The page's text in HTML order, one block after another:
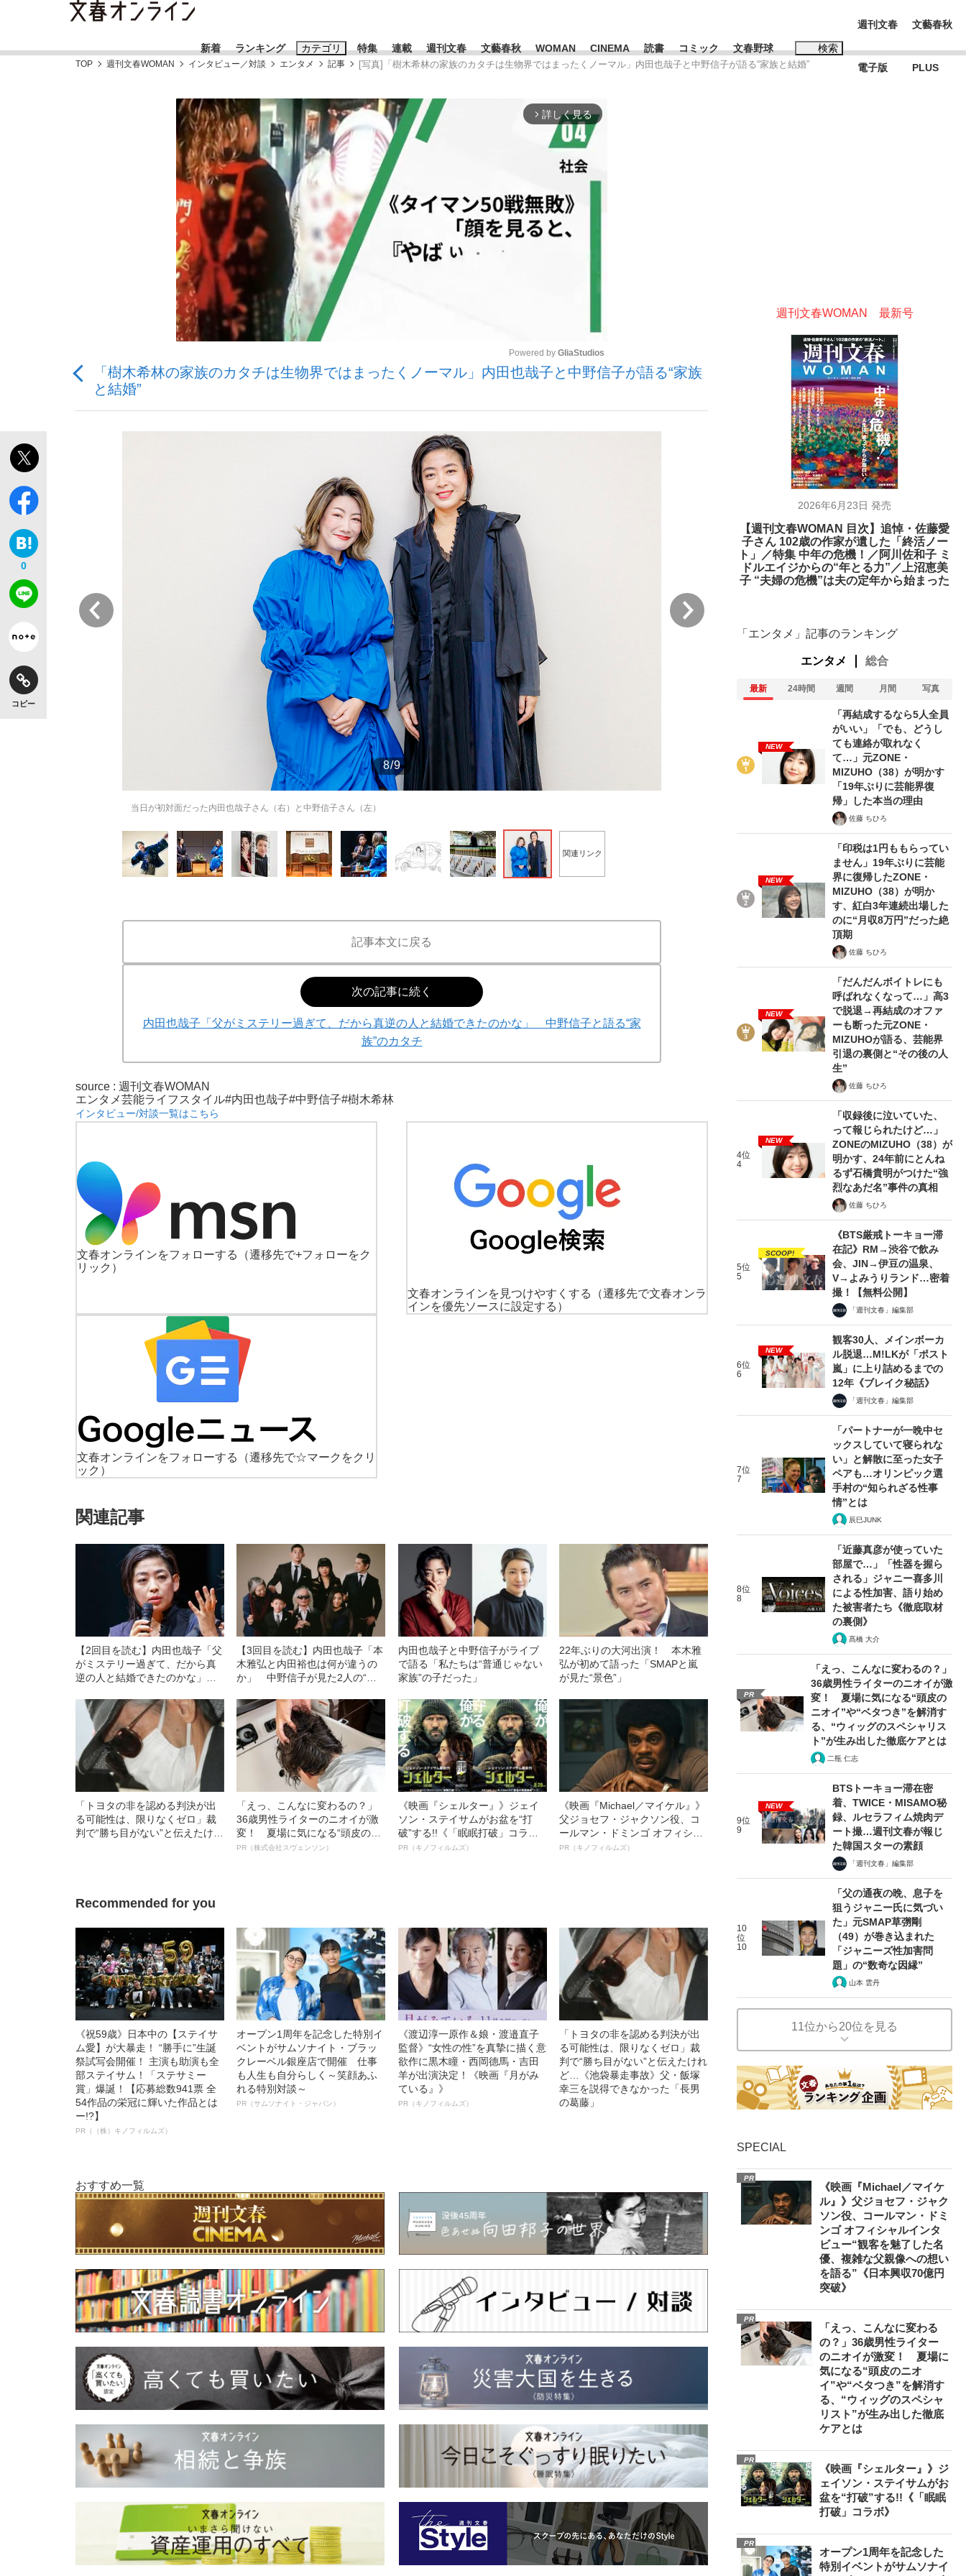
新着 ランキング カテゴリ
《BTS厳戒トーキョー滞在記》RM→渋谷で飲み会、JIN→伊豆の...
「最悪の空気のまま解散」WBC日本代表“敗戦”の真実 選手が明かす... 「敗因分析は一切聞かれなかった」侍ジャパン選手が証言した“NPB聞...
「クマが悪者扱いされているのが悲しい」『北の国から』倉本聰氏（91...
もっと見る
特集
終戦から81年
観る将棋、読む将棋
もっと見る
連載 週刊文春 文藝春秋 WOMAN CINEMA 読書 コミック 文春野球 検索
おすすめのキーワードタグ一覧
#藤田晋 #三山凌輝 #高市早苗 #城彰二
#玉木雄一郎
#亀和田武
週刊文春
電子版
文藝春秋
PLUS
TOP 週刊文春WOMAN インタビュー／対談 エンタメ 記事 [写真]「樹木希林の家族のカタチは生物界ではまったくノーマル」内田也哉子と中野信子が語る“家族と結婚”
arrow_forward_ios 詳しく見る
Powered by GliaStudios
「樹木希林の家族のカタチは生物界ではまったくノーマル」内田也哉子と中野信子が語る“家族
と結婚”
0
コピー
8/9
当日が初対面だった内田也哉子さん（右）と中野信子さん（左）
「樹木希林の家族のカタチは生物界ではまったくノーマ
2021/03/25
【2回目を読む】内田也哉子「父がミステリー過ぎて
野信子と語る“家族”のカタチ
【3回目を読む】内田也哉
中野信子が見た2人の“不倫遺伝子” 内田也哉子と中野
関連リンク
記事本文に戻る
次の記事に続く
内田也哉子「父がミステリー過ぎて、だから真逆の人と結婚できたのかな」 中野信子と語る“家
族”のカタチ
source : 週刊文春WOMAN
エンタメ芸能ライフスタイル#内田也哉子#中野信子#樹木希林
インタビュー/対談一覧はこちら
文春オンラインをフォローする
（遷移先で+フォローをク
リック）
文春オンラインを見つけやすくする
（遷移先で文春オンラ
インを優先ソースに設定する）
文春オンラインをフォローする
（遷移先で☆マークをクリ
ック）
関連記事
【2回目を読む】内田也哉子「父
がミステリー過ぎて、だから真
逆の人と結婚できたのかな」
【3回目を読む】内田也哉子「本
木雅弘と内田裕也は何が違うの
か」 中野信子が見た2人の“不
内田也哉子と中野信子がライブ
で語る「私たちは“普通じゃない
家族”の子だった」
22年ぶりの大河出演！ 本木雅
弘が初めて語った「SMAPと嵐
が見た“景色”」
「トヨタの非を認める判決が出
る可能性は、限りなくゼロ」裁
判で“勝ち目がない”と伝えたけれ
「えっ、こんなに変わるの？」
36歳男性ライターのニオイが激
変！ 夏場に気になる“頭皮のニ
オイ”や“ベタつき”を解消す
PR（株式会社スヴェンソン）
《映画『シェルター』》ジェイ
ソン・ステイサムがお盆を“打
破”する!!《「眠眠打破」コラ
ボ》
PR（キノフィルムズ）
《映画『Michael／マイケル』》
父ジョセフ・ジャクソン役、コ
ールマン・ドミンゴ オフィシャ
ルインタビュー“観客を魅了した
PR（キノフィルムズ）
Recommended for you
《祝59歳》日本中の【ステイサ
ム愛】が大暴走！ “勝手に”生誕
祭試写会開催！ 主演も助演も全
部ステイサム！「ステサミー
賞」爆誕！【応募総数941票 全
54作品の栄冠に輝いた作品とは
ー!?】
PR（（株）キノフィルムズ）
オープン1周年を記念した特別イ
ベントがサムソナイト・ブラッ
クレーベル銀座店で開催 仕事
も人生も自分らしく～笑顔あふ
れる特別対談～
PR（サムソナイト・ジャパン）
《渡辺淳一原作＆娘・渡邉直子
監督》“女性の性”を真摯に描く意
欲作に黒木瞳・西岡德馬・吉田
羊が出演決定！《映画『月がみ
ている』》
PR（キノフィルムズ）
「トヨタの非を認める判決が出
る可能性は、限りなくゼロ」裁
判で“勝ち目がない”と伝えたけれ
ど…《池袋暴走事故》父・飯塚
幸三を説得できなかった「長男
の葛藤」
おすすめ一覧
週刊文春WOMAN 最新号
2026年6月23日 発売
【週刊文春WOMAN 目次】追悼・佐藤愛
子さん 102歳の作家が遺した「終活ノー
ト」／特集 中年の危機！／阿川佐和子 ミ
ドルエイジからの“年とる力”／上沼恵美
子 “夫婦の危機”は夫の定年から始まった
「エンタメ」記事のランキング
エンタメ 総合
最新 24時間 週間 月間 写真
NEW
「再結成するなら5人全員
がいい」「でも、どうし
ても連絡が取れなく
て…」元ZONE・
MIZUHO（38）が明かす
「19年ぶりに芸能界復
帰」した本当の理由
佐藤 ちひろ
NEW
「印税は1円ももらってい
ません」19年ぶりに芸能
界に復帰したZONE・
MIZUHO（38）が明か
す、紅白3年連続出場した
のに“月収8万円”だった絶
頂期
佐藤 ちひろ
NEW
「だんだんボイトレにも
呼ばれなくなって…」高3
で脱退→再結成のオファ
ーも断った元ZONE・
MIZUHOが語る、芸能界
引退の裏側と“その後の人
生”
佐藤 ちひろ
4位
4
NEW
「収録後に泣いていた、
って報じられたけど…」
ZONEのMIZUHO（38）が
明かす、24年前にとんね
るず石橋貴明がつけた“強
烈なあだ名”事件の真相
佐藤 ちひろ
5位
5
SCOOP!
《BTS厳戒トーキョー滞
在記》RM→渋谷で飲み
会、JIN→伊豆の温泉、
V→よみうりランド…密着
撮！【無料公開】
「週刊文春」編集部
6位
6
NEW
観客30人、メインボーカ
ル脱退…M!LKが「ポスト
嵐」に上り詰めるまでの
12年《ブレイク秘話》
「週刊文春」編集部
7位
7
「パートナーが一晩中セ
ックスしていて寝られな
い」と解散に至った女子
ペアも…オリンピック選
手村の“知られざる性事
情”とは
辰巳JUNK
8位
8
「近藤真彦が使っていた
部屋で…」「性器を握ら
される」ジャニー喜多川
による性加害、語り始め
た被害者たち《徹底取材
の裏側》
髙橋 大介
PR
「えっ、こんなに変わるの？」
36歳男性ライターのニオイが激
変！ 夏場に気になる“頭皮の
ニオイ”や“ベタつき”を解消す
る、“ウィッグのスペシャリス
ト”が生み出した徹底ケアとは
二瓶 仁志
9位
9
NEW
BTSトーキョー滞在密
着、TWICE・MISAMO秘
録、ルセラフィム焼肉デ
ート撮…週刊文春が報じ
た韓国スターの素顔
「週刊文春」編集部
10
位
10
「父の通夜の晩、息子を
狙うジャニー氏に気づい
た」元SMAP草彅剛
（49）が巻き込まれた
「ジャニーズ性加害問
題」の“数奇な因縁”
山本 雲丹
11位から20位を見る
SPECIAL
PR
《映画『Michael／マイケ
ル』》父ジョセフ・ジャク
ソン役、コールマン・ドミ
ンゴ オフィシャルインタ
ビュー“観客を魅了した名
優、複雑な父親像への想い
を語る”《日本興収70億円
突破》
PR
「えっ、こんなに変わる
の？」36歳男性ライター
のニオイが激変！ 夏場に
気になる“頭皮のニオ
イ”や“ベタつき”を解消す
る、“ウィッグのスペシャ
リスト”が生み出した徹底
ケアとは
PR
《映画『シェルター』》ジ
ェイソン・ステイサムがお
盆を“打破”する!!《「眠眠
打破」コラボ》
PR
オープン1周年を記念した
特別イベントがサムソナイ